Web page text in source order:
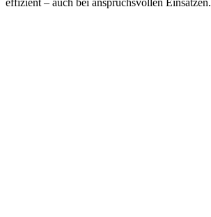
effizient – auch bei anspruchsvollen Einsätzen.